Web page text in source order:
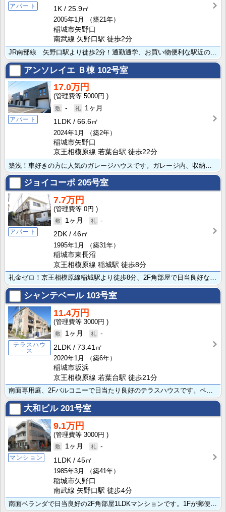
アパート 1K
25.9㎡
2005年1月
（築21年）
稲城市矢野口
南武線 矢野口駅 徒歩2分
アンソレイエ Ｂ棟 102号室
アパート
17.0万円
5000円
-
1ヶ月
1LDK
66.6㎡
2024年1月
（築2年）
稲城市矢野口
京王相模原線 若葉台駅 徒歩22分
ジョイコーポ 205号室
アパート
7.7万円
0円
1ヶ月
-
2DK
46㎡
1995年1月
（築31年）
稲城市東長沼
京王相模原線 稲城駅 徒歩8分
礼金ゼロ！京王相模原線稲城駅より徒歩8分、2F角部屋で日当良好な2DKのお部屋です。家計に優しい都市･･･
シャンテベール 103号室
テラスハウ
ス
11.4万円
3000円
1ヶ月
-
2LDK
73.41㎡
2020年1月
（築6年）
稲城市坂浜
京王相模原線 若葉台駅 徒歩21分
南面専用庭、2Fバルコニーで日当たり良好のテラスハウスです。ペット相談可（敷金2ヶ月、退去時2ヶ月償･･･
大和ビル201号室
マンション
9.1万円
3000円
1ヶ月
-
1LDK
45㎡
1985年3月
（築41年）
稲城市矢野口
南武線 矢野口駅 徒歩4分